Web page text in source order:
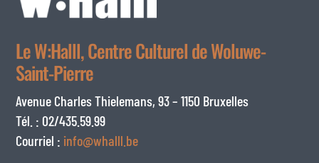
Le W:Halll, Centre Culturel de Woluwe-
Saint-Pierre
Avenue Charles Thielemans, 93 – 1150 Bruxelles
Tél. : 02/435.59.99
Courriel : info@whalll.be